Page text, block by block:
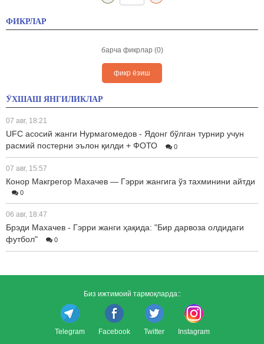
ФИКРЛАР
барча фикрлар (0)
фикр ёзиш
ЎХШАШ ЯНГИЛИКЛАР
07 авг, 18:21
UFC асосий жанги Нурмагомедов - Ядонг бўлган турнир учун
расмий постерни эълон қилди + ФОТО
0
07 авг, 15:57
Конор Макгрегор Махачев — Гэрри жангига ўз тахминини айтди
0
06 авг, 18:47
Брэди Махачев - Гэрри жанги ҳақида: "Бир дарвоза олдидаги
футбол"
0
Биз ижтимоий тармоқларда::
Telegram Facebook Twitter Instagram